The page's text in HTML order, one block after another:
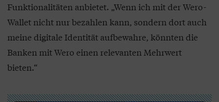
Funktionalitäten anbietet. „Wenn ich mit der Wero-
Wallet nicht nur bezahlen kann, sondern dort auch
meine digitale Identität aufbewahre, könnten die
Banken mit Wero einen relevanten Mehrwert
bieten.“